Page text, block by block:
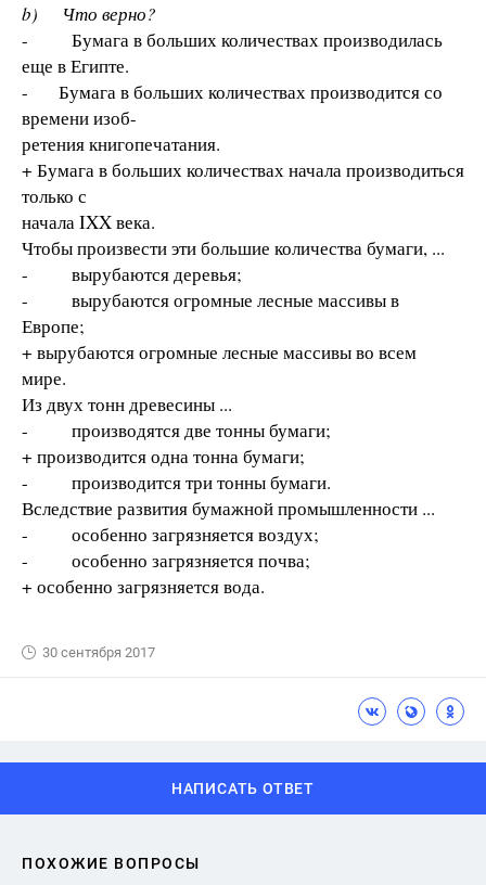
b) Что верно?
- Бумага в больших количествах производилась
еще в Египте.
- Бумага в больших количествах производится со
времени изоб-
ретения книгопечатания.
+ Бумага в больших количествах начала производиться
только с
начала IXX века.
Чтобы произвести эти большие количества бумаги, ...
- вырубаются деревья;
- вырубаются огромные лесные массивы в
Европе;
+ вырубаются огромные лесные массивы во всем
мире.
Из двух тонн древесины ...
- производятся две тонны бумаги;
+ производится одна тонна бумаги;
- производится три тонны бумаги.
Вследствие развития бумажной промышленности ...
- особенно загрязняется воздух;
- особенно загрязняется почва;
+ особенно загрязняется вода.
30 сентября 2017
НАПИСАТЬ ОТВЕТ
ПОХОЖИЕ ВОПРОСЫ